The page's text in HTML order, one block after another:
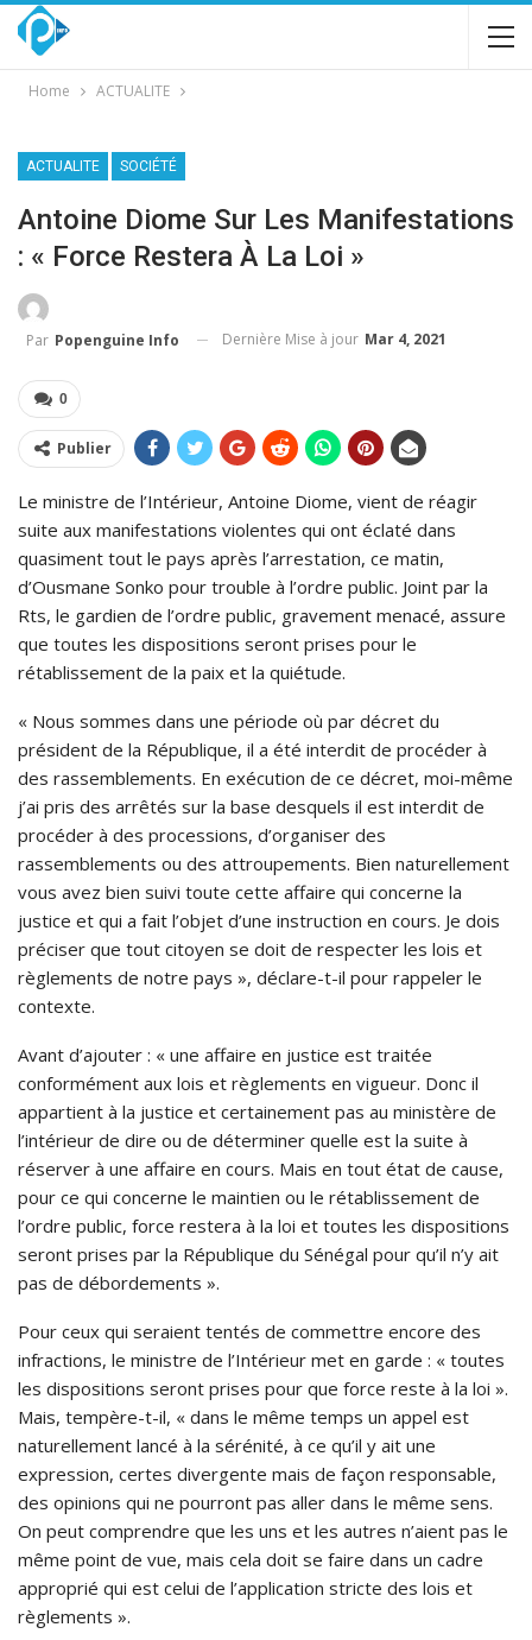
Home ACTUALITE
ACTUALITE SOCIÉTÉ
Antoine Diome Sur Les Manifestations
: « Force Restera À La Loi »
Par Popenguine Info Dernière Mise à jour Mar 4, 2021
0
Publier
Le ministre de l’Intérieur, Antoine Diome, vient de réagir
suite aux manifestations violentes qui ont éclaté dans
quasiment tout le pays après l’arrestation, ce matin,
d’Ousmane Sonko pour trouble à l’ordre public. Joint par la
Rts, le gardien de l’ordre public, gravement menacé, assure
que toutes les dispositions seront prises pour le
rétablissement de la paix et la quiétude.
« Nous sommes dans une période où par décret du
président de la République, il a été interdit de procéder à
des rassemblements. En exécution de ce décret, moi-même
j’ai pris des arrêtés sur la base desquels il est interdit de
procéder à des processions, d’organiser des
rassemblements ou des attroupements. Bien naturellement
vous avez bien suivi toute cette affaire qui concerne la
justice et qui a fait l’objet d’une instruction en cours. Je dois
préciser que tout citoyen se doit de respecter les lois et
règlements de notre pays », déclare-t-il pour rappeler le
contexte.
Avant d’ajouter : « une affaire en justice est traitée
conformément aux lois et règlements en vigueur. Donc il
appartient à la justice et certainement pas au ministère de
l’intérieur de dire ou de déterminer quelle est la suite à
réserver à une affaire en cours. Mais en tout état de cause,
pour ce qui concerne le maintien ou le rétablissement de
l’ordre public, force restera à la loi et toutes les dispositions
seront prises par la République du Sénégal pour qu’il n’y ait
pas de débordements ».
Pour ceux qui seraient tentés de commettre encore des
infractions, le ministre de l’Intérieur met en garde : « toutes
les dispositions seront prises pour que force reste à la loi ».
Mais, tempère-t-il, « dans le même temps un appel est
naturellement lancé à la sérénité, à ce qu’il y ait une
expression, certes divergente mais de façon responsable,
des opinions qui ne pourront pas aller dans le même sens.
On peut comprendre que les uns et les autres n’aient pas le
même point de vue, mais cela doit se faire dans un cadre
approprié qui est celui de l’application stricte des lois et
règlements ».